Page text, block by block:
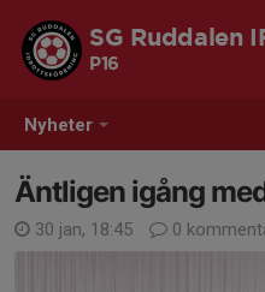
Nyheter
SG Ruddalen
P16
Äntligen igång
30 jan, 18:45 0